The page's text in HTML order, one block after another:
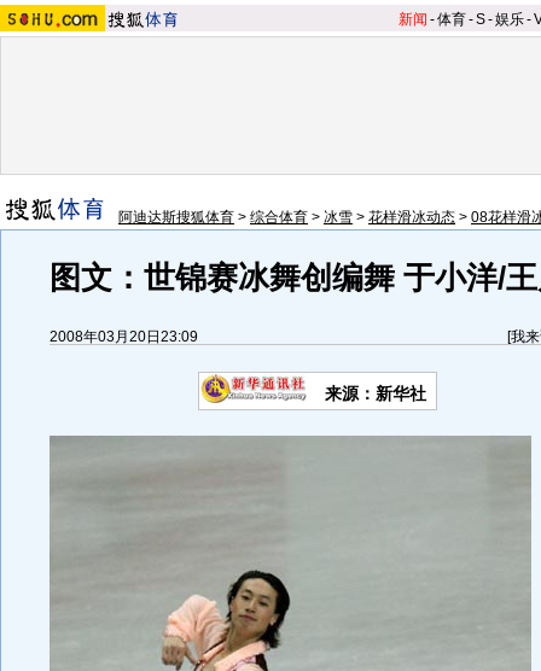
新闻 -体育-S-娱乐-
阿迪达斯搜狐体育 > 综合体育 > 冰雪 > 花样滑冰动态 > 08花样滑
图文：世锦赛冰舞创编舞 于小洋/
2008年03月20日23:09 [我
来源：新华社